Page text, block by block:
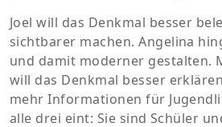
Joel will das Denkmal besser
sichtbarer machen. Angelina
und damit moderner gestalten.
will das Denkmal besser
mehr Informationen für
alle drei eint: Sie sind Schüler